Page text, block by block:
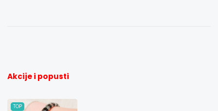
Akcije i popusti
TOP